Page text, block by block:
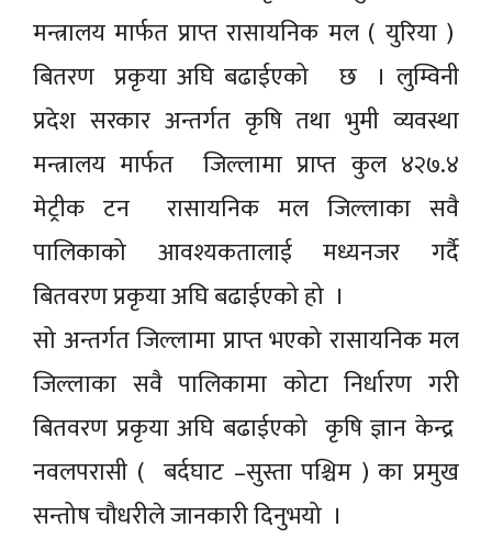
मन्त्रालय मार्फत प्राप्त रासायनिक मल ( युरिया )
बितरण प्रकृया अघि बढाईएको छ । लुम्विनी
प्रदेश सरकार अन्तर्गत कृषि तथा भुमी व्यवस्था
मन्त्रालय मार्फत जिल्लामा प्राप्त कुल ४२७.४
मेट्रीक टन रासायनिक मल जिल्लाका सवै
पालिकाको आवश्यकतालाई मध्यनजर गर्दै
बितवरण प्रकृया अघि बढाईएको हो ।
सो अन्तर्गत जिल्लामा प्राप्त भएको रासायनिक मल
जिल्लाका सवै पालिकामा कोटा निर्धारण गरी
बितवरण प्रकृया अघि बढाईएको कृषि ज्ञान केन्द्र
नवलपरासी ( बर्दघाट –सुस्ता पश्चिम ) का प्रमुख
सन्तोष चौधरीले जानकारी दिनुभयो ।